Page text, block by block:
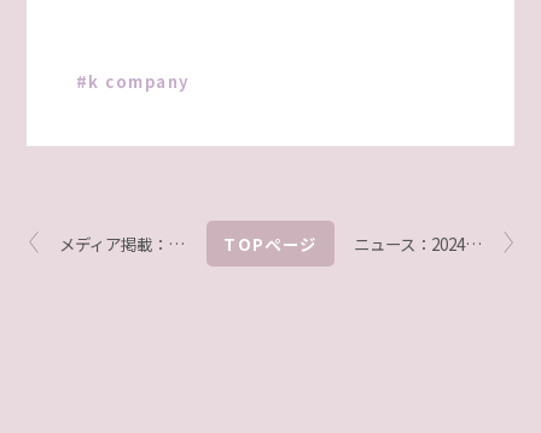
k company
メディア掲載：2024年11月7日発売『セラピスト』 TOPページ ニュース：2024.11.8『PR TIMES』でプレスリリースを配信